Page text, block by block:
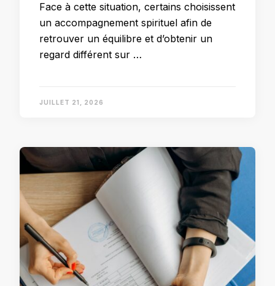
Face à cette situation, certains choisissent
un accompagnement spirituel afin de
retrouver un équilibre et d’obtenir un
regard différent sur …
JUILLET 21, 2026